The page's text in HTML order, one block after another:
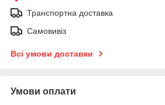
Транспортна доставка
Самовивіз
Всі умови доставки
Умови оплати